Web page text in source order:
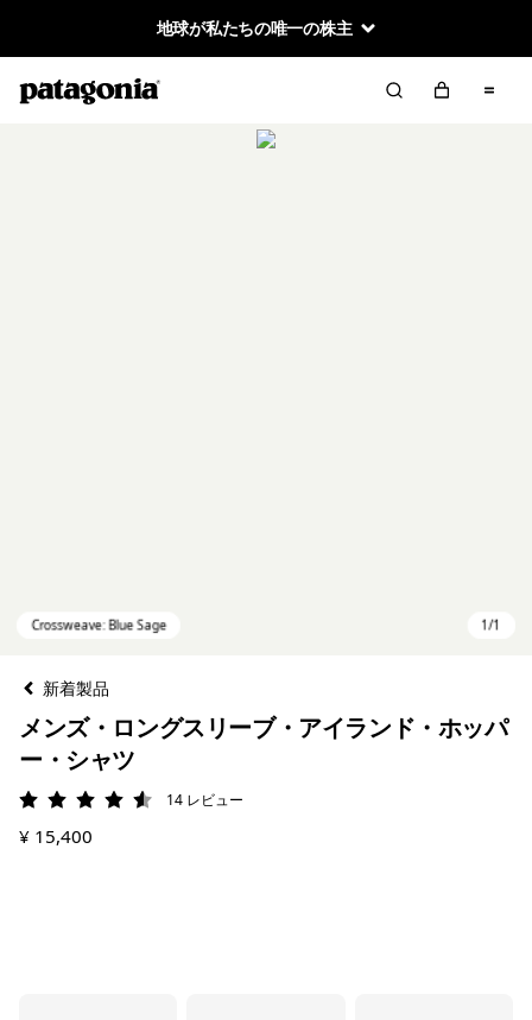
地球が私たちの唯一の株主
新着製品
メンズ・ロングスリーブ・アイランド・ホッパ
ー・シャツ
評価: 4.6 / 5
14 レビュー
¥ 15,400